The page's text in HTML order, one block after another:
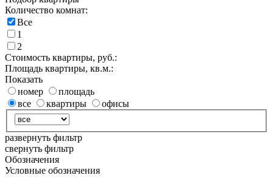
Количество комнат:
Все
1
2
Стоимость квартиры, руб.:
Площадь квартиры, кв.м.:
Показать
номер
площадь
все
квартиры офисы
развернуть фильтр
свернуть фильтр
Обозначения
Условные обозначения